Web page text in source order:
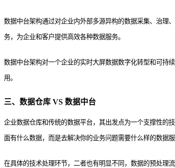
数据中台架构通过对企业内外部多源异构的数据采集、治理
务，为企业和客户提供高效各种数据服务。
数据中台架构对一个企业的实时大屏数据数字化转型和可持
用。
三、数据仓库 VS 数据中台
企业数据仓库和传统的数据平台，其出发点为一个支撑性的
面有什么数据，而是去解决你的业务问题需要什么样的数据服
在具体的技术处理环节，二者也有明显不同，数据的预处理